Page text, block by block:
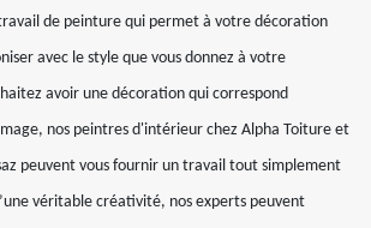
de peinture qui permet à votre décoration
avec le style que vous donnez à votre
avoir une décoration qui correspond
nos peintres d'intérieur chez Alpha Toiture et
peuvent vous fournir un travail tout simplement
véritable créativité, nos experts peuvent